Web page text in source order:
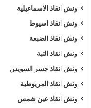
ونش انقاذ الاسماعيلية
ونش انقاذ اسيوط
ونش انقاذ الضبعة
ونش انقاذ التبة
ونش انقاذ جسر السويس
ونش انقاذ المريوطية
ونش انقاذ عين شمس